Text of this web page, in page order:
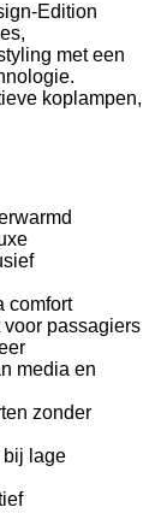
Edition
met een
koplampen,
comfort
voor passagiers
media en
zonder
bij lage